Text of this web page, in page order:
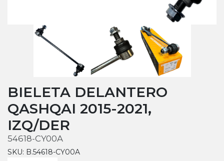
BIELETA DELANTERO
QASHQAI 2015-2021,
IZQ/DER
54618-CY00A
SKU: B.54618-CY00A